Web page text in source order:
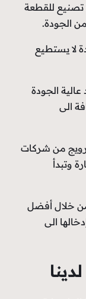
تصنيع للقطعة
الجودة.
لا يستطيع
عالية الجودة
الى
من شركات
وتبدأ
خلال أفضل
الى